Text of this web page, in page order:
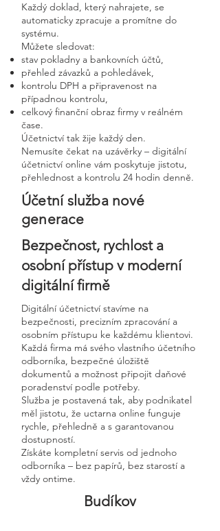
Každý doklad, který nahrajete, se
automaticky zpracuje a promítne do
systému.
Můžete sledovat:
stav pokladny a bankovních účtů,
přehled závazků a pohledávek,
kontrolu DPH a připravenost na
případnou kontrolu,
celkový finanční obraz firmy v reálném
čase.
Účetnictví tak žije každý den.
Nemusíte čekat na uzávěrky – digitální
účetnictví online vám poskytuje jistotu,
přehlednost a kontrolu 24 hodin denně.
Účetní služba nové
generace
Bezpečnost, rychlost a
osobní přístup v moderní
digitální firmě
Digitální účetnictví stavíme na
bezpečnosti, precizním zpracování a
osobním přístupu ke každému klientovi.
Každá firma má svého vlastního účetního
odborníka, bezpečné úložiště
dokumentů a možnost připojit daňové
poradenství podle potřeby.
Služba je postavená tak, aby podnikatel
měl jistotu, že uctarna online funguje
rychle, přehledně a s garantovanou
dostupností.
Získáte kompletní servis od jednoho
odborníka – bez papírů, bez starostí a
vždy ontime.
Budíkov